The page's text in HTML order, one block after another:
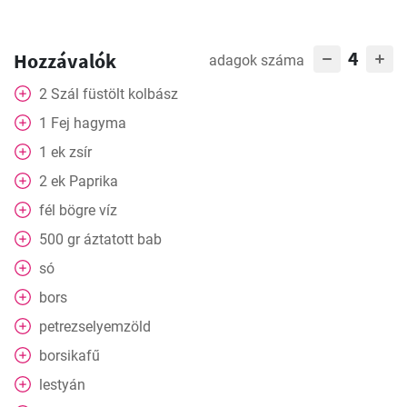
Hozzávalók adagok száma 4
2 Szál füstölt kolbász
1 Fej hagyma
1 ek zsír
2 ek Paprika
fél bögre víz
500 gr áztatott bab
só
bors
petrezselyemzöld
borsikafű
lestyán